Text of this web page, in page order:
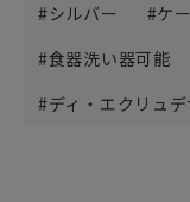
シルバー
ケ
食器洗い器可能
ディ・エクリュ